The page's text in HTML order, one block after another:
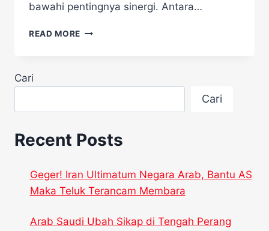
bawahi pentingnya sinergi. Antara…
READ MORE PERTEMUAN
HB
X!
Cari
Cari
Recent Posts
Geger! Iran Ultimatum Negara Arab, Bantu AS
Maka Teluk Terancam Membara
Arab Saudi Ubah Sikap di Tengah Perang